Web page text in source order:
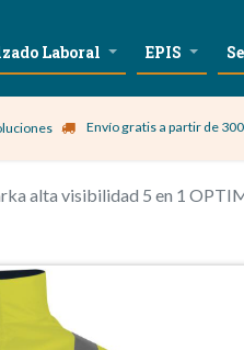
Laboral EPIS
Envío gratis a partir de
alta visibilidad 5 en 1